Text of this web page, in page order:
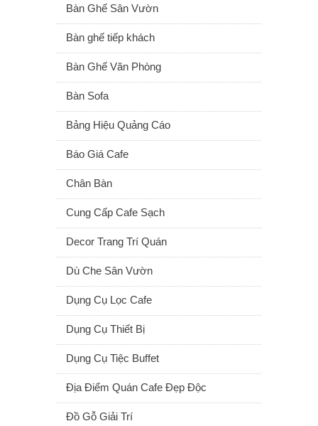
Bàn Ghế Sân Vườn
Bàn ghế tiếp khách
Bàn Ghế Văn Phòng
Bàn Sofa
Bảng Hiệu Quảng Cáo
Báo Giá Cafe
Chân Bàn
Cung Cấp Cafe Sạch
Decor Trang Trí Quán
Dù Che Sân Vườn
Dụng Cụ Lọc Cafe
Dụng Cụ Thiết Bị
Dụng Cụ Tiệc Buffet
Địa Điểm Quán Cafe Đẹp Độc
Đồ Gỗ Giải Trí